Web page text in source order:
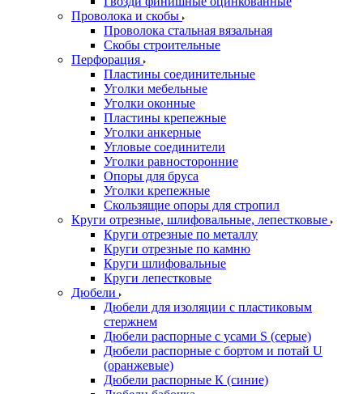
Проволока и скобы
Проволока стальная вязальная
Скобы строительные
Перфорация
Пластины соединительные
Уголки мебельные
Уголки оконные
Пластины крепежные
Уголки анкерные
Угловые соединители
Уголки равносторонние
Опоры для бруса
Уголки крепежные
Скользящие опоры для стропил
Круги отрезные, шлифовальные, лепестковые
Круги отрезные по металлу
Круги отрезные по камню
Круги шлифовальные
Круги лепестковые
Дюбели
Дюбели для изоляции с пластиковым
стержнем
Дюбели распорные с усами S (серые)
Дюбели распорные c бортом и потай U
(оранжевые)
Дюбели распорные К (синие)